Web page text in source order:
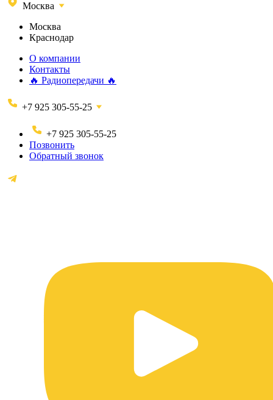
Москва
Москва
Краснодар
О компании
Контакты
🔥 Радиопередачи 🔥
+7 925 305-55-25
+7 925 305-55-25
Позвонить
Обратный звонок